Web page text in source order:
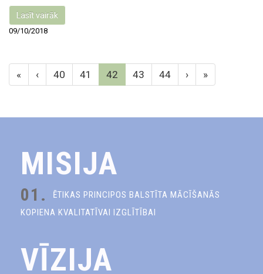
Lasīt vairāk
09/10/2018
« ‹ 40 41 42 43 44 › »
MISIJA
01.
ĒTIKAS PRINCIPOS BALSTĪTA MĀCĪŠANĀS
KOPIENA KVALITATĪVAI IZGLĪTĪBAI
VĪZIJA